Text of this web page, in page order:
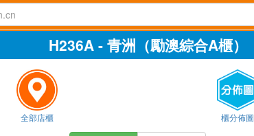
H236A - 青洲（勵澳綜合A櫃）
全部店櫃 櫃分佈圖